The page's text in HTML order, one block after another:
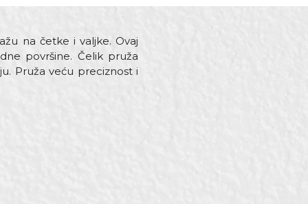
na četke i valjke. Ovaj
površine. Čelik pruža
Pruža veću preciznost i